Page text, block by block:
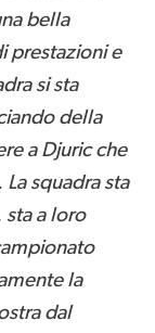
bella
prestazioni e
si sta
della
a Djuric che
squadra sta
sta a loro
la
dal